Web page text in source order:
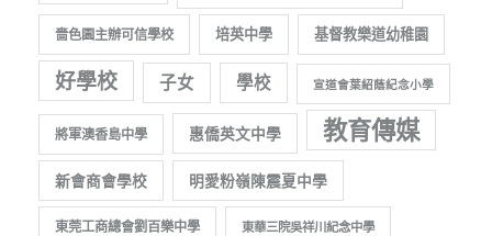
嗇色園主辦可信學校 培英中學 基督教樂道幼稚園
好學校 子女 學校 宣道會葉紹蔭紀念小學
將軍澳香島中學 惠僑英文中學 教育傳媒
新會商會學校 明愛粉嶺陳震夏中學
東莞工商總會劉百樂中學 東華三院吳祥川紀念中學